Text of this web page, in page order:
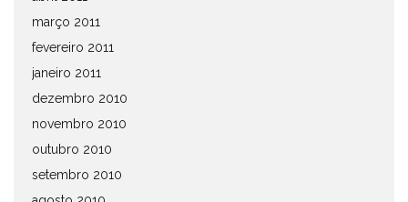
março 2011
fevereiro 2011
janeiro 2011
dezembro 2010
novembro 2010
outubro 2010
setembro 2010